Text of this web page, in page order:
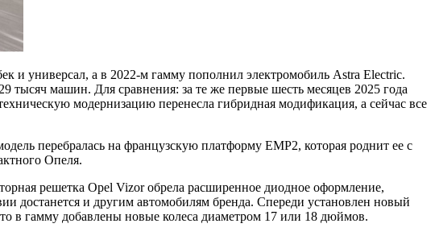
и универсал, а в 2022-м гамму пополнил электромобиль Astra Electric.
тысяч машин. Для сравнения: за те же первые шесть месяцев 2025 года
модернизацию перенесла гибридная модификация, а сейчас все
перебралась на французскую платформу EMP2, которая роднит ее с
Опеля.
решетка Opel Vizor обрела расширенное диодное оформление,
достанется и другим автомобилям бренда. Спереди установлен новый
в гамму добавлены новые колеса диаметром 17 или 18 дюймов.